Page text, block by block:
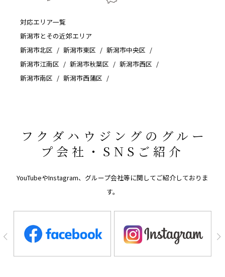
対応エリア一覧
新潟市とその近郊エリア
新潟市北区
新潟市東区
新潟市中央区
新潟市江南区
新潟市秋葉区
新潟市西区
新潟市南区
新潟市西蒲区
フクダハウジングのグルー
プ会社・SNSご紹介
YouTubeやInstagram、グループ会社等に関してご紹介しておりま
す。